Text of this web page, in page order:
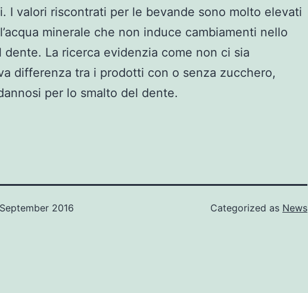
I valori riscontrati per le bevande sono molto elevati
minerale che non induce cambiamenti nello
dente. La ricerca evidenzia come non ci sia
differenza tra i prodotti con o senza zucchero,
per lo smalto del dente.
2016
Categorized as News